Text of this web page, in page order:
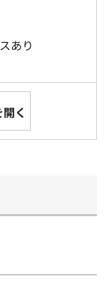
あり
く